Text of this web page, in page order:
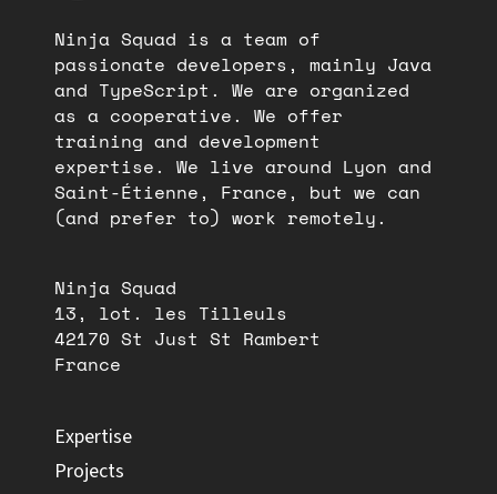
Ninja Squad is a team of
passionate developers, mainly Java
and TypeScript. We are organized
as a cooperative. We offer
training and development
expertise. We live around Lyon and
Saint-Étienne, France, but we can
(and prefer to) work remotely.
Ninja Squad
13, lot. les Tilleuls
42170 St Just St Rambert
France
Expertise
Projects